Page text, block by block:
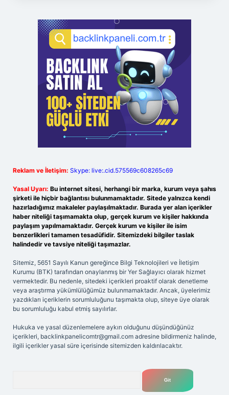
Reklam ve İletişim: Skype: live:.cid.575569c608265c69
Yasal Uyarı: Bu internet sitesi, herhangi bir marka, kurum veya şahıs
şirketi ile hiçbir bağlantısı bulunmamaktadır. Sitede yalnızca kendi
hazırladığımız makaleler paylaşılmaktadır. Burada yer alan içerikler
haber niteliği taşımamakta olup, gerçek kurum ve kişiler hakkında
paylaşım yapılmamaktadır. Gerçek kurum ve kişiler ile isim
benzerlikleri tamamen tesadüfidir. Sitemizdeki bilgiler taslak
halindedir ve tavsiye niteliği taşımazlar.
Sitemiz, 5651 Sayılı Kanun gereğince Bilgi Teknolojileri ve İletişim
Kurumu (BTK) tarafından onaylanmış bir Yer Sağlayıcı olarak hizmet
vermektedir. Bu nedenle, sitedeki içerikleri proaktif olarak denetleme
veya araştırma yükümlülüğümüz bulunmamaktadır. Ancak, üyelerimiz
yazdıkları içeriklerin sorumluluğunu taşımakta olup, siteye üye olarak
bu sorumluluğu kabul etmiş sayılırlar.
Hukuka ve yasal düzenlemelere aykırı olduğunu düşündüğünüz
içerikleri, backlinkpanelicomtr@gmail.com adresine bildirmeniz halinde,
ilgili içerikler yasal süre içerisinde sitemizden kaldırılacaktır.